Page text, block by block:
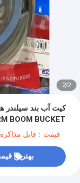
2
/
2
BOOM BUCKET
قیمت：قابل مذاکره
بهترین